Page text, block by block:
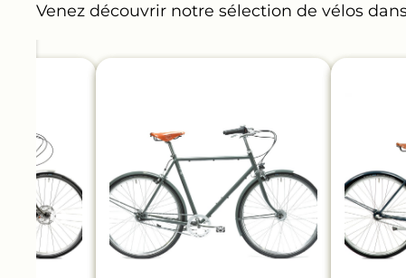
Venez découvrir notre sélection de vélos